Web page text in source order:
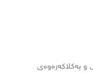
و یەکلاکەرەوەی